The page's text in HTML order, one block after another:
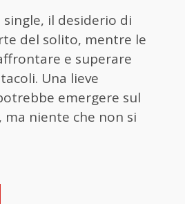
single, il desiderio di
del solito, mentre le
e superare
Una lieve
emergere sul
niente che non si